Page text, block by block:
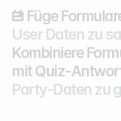
Füge
User Daten zu
Kombiniere
mit Quiz-
Party-Daten zu